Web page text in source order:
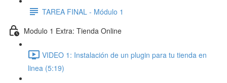
TAREA FINAL - Módulo 1
Modulo 1 Extra: Tienda Online
VIDEO 1: Instalación de un plugin para tu tienda en
linea (5:19)